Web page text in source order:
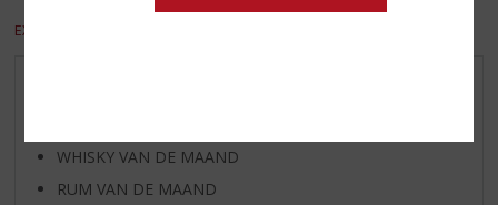
EXCL. BTW
WHISKY VAN DE MAAND
RUM VAN DE MAAND